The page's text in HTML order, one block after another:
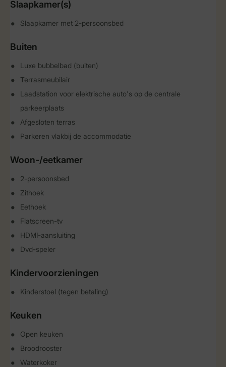
Slaapkamer(s)
Slaapkamer met 2-persoonsbed
Buiten
Luxe bubbelbad (buiten)
Terrasmeubilair
Laadstation voor elektrische auto's op de centrale
parkeerplaats
Afgesloten terras
Parkeren vlakbij de accommodatie
Woon-/eetkamer
2-persoonsbed
Zithoek
Eethoek
Flatscreen-tv
HDMI-aansluiting
Dvd-speler
Kindervoorzieningen
Kinderstoel (tegen betaling)
Keuken
Open keuken
Broodrooster
Waterkoker